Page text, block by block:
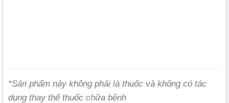
*Sản phẩm này không phải là thuốc và không có tác
dụng thay thế thuốc chữa bệnh